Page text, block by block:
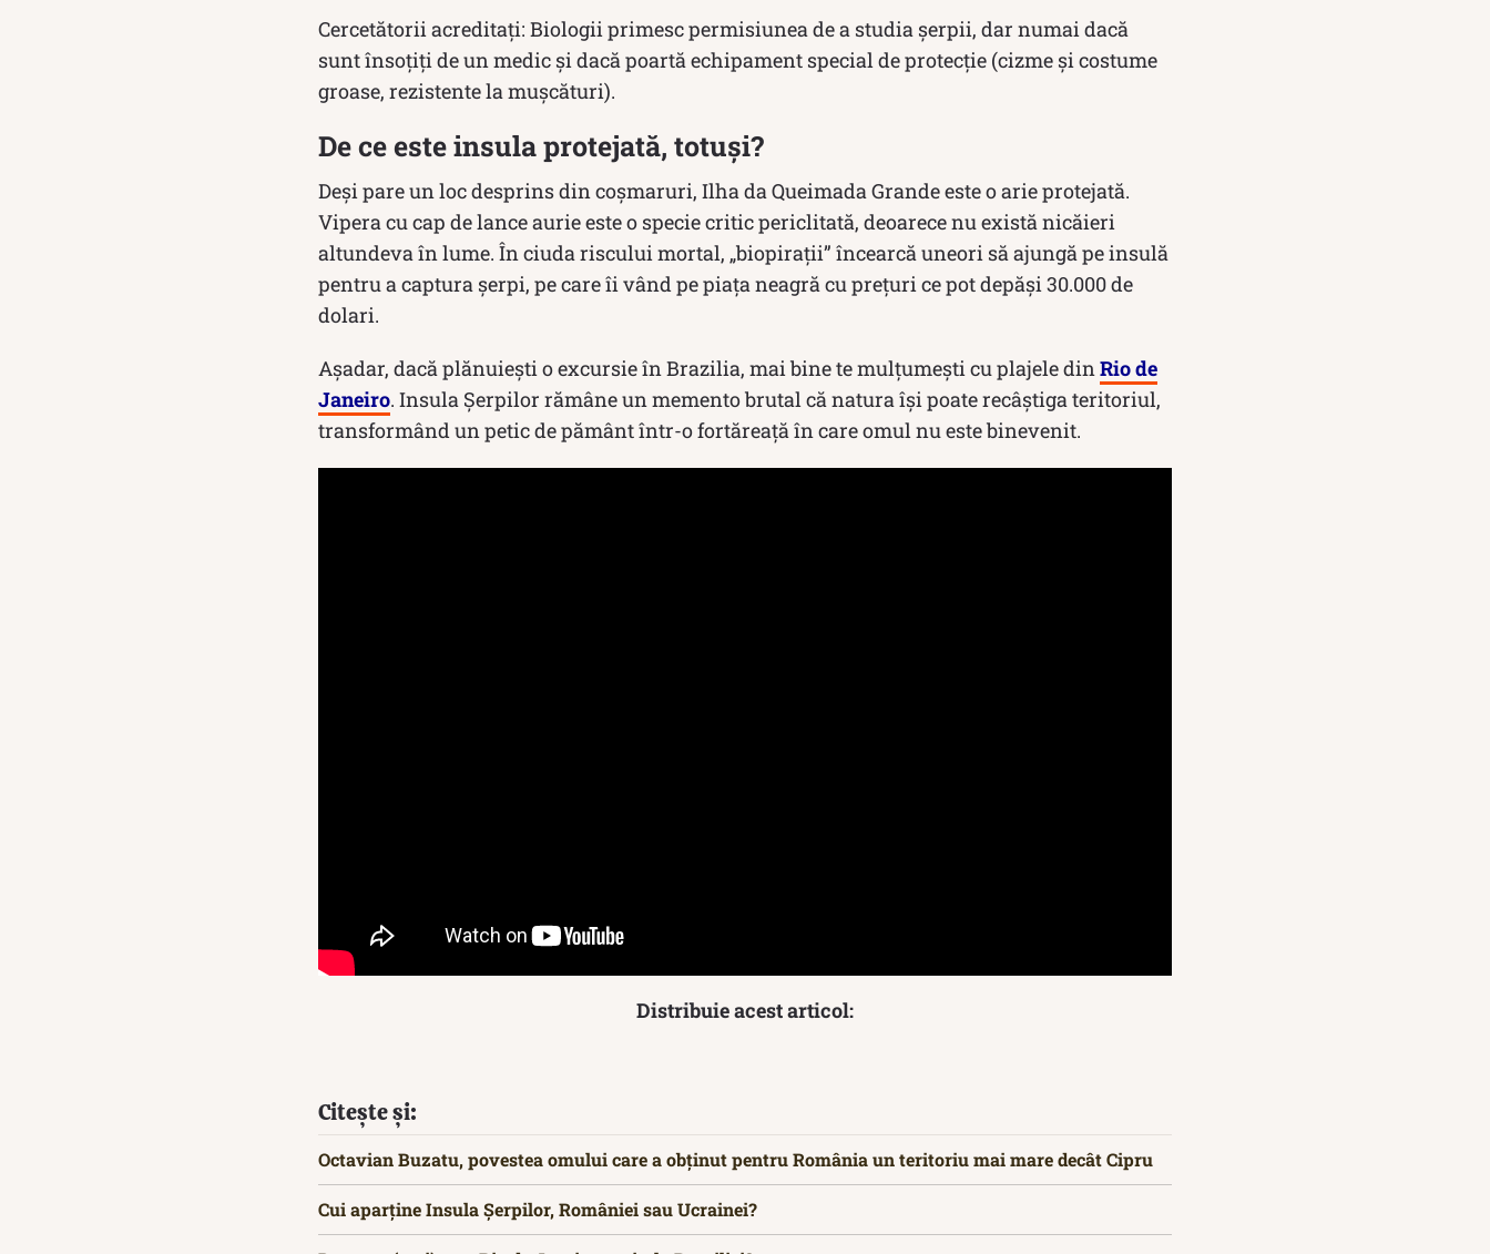
Cercetătorii acreditați: Biologii primesc permisiunea de a studia șerpii, dar numai dacă
sunt însoțiți de un medic și dacă poartă echipament special de protecție (cizme și costume
groase, rezistente la mușcături).
De ce este insula protejată, totuși?
Deși pare un loc desprins din coșmaruri, Ilha da Queimada Grande este o arie protejată.
Vipera cu cap de lance aurie este o specie critic periclitată, deoarece nu există nicăieri
altundeva în lume. În ciuda riscului mortal, „biopirații” încearcă uneori să ajungă pe insulă
pentru a captura șerpi, pe care îi vând pe piața neagră cu prețuri ce pot depăși 30.000 de
dolari.
Așadar, dacă plănuiești o excursie în Brazilia, mai bine te mulțumești cu plajele din Rio de
Janeiro. Insula Șerpilor rămâne un memento brutal că natura își poate recâștiga teritoriul,
transformând un petic de pământ într-o fortăreață în care omul nu este binevenit.
Distribuie acest articol:
Citește și:
Octavian Buzatu, povestea omului care a obținut pentru România un teritoriu mai mare decât Cipru
Cui aparține Insula Șerpilor, României sau Ucrainei?